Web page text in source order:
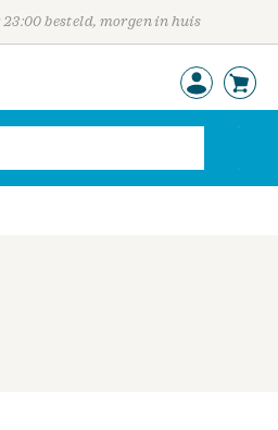
besteld, morgen in huis